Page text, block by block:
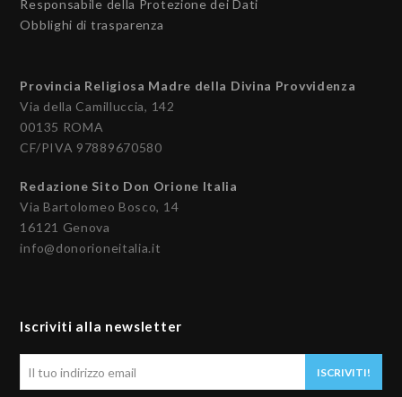
Responsabile della Protezione dei Dati
Obblighi di trasparenza
Provincia Religiosa Madre della Divina Provvidenza
Via della Camilluccia, 142
00135 ROMA
CF/PIVA 97889670580
Redazione Sito Don Orione Italia
Via Bartolomeo Bosco, 14
16121 Genova
info@donorioneitalia.it
Iscriviti alla newsletter
ISCRIVITI!